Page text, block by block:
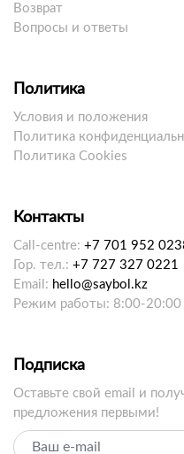
Возврат
Вопросы и ответы
Политика
Условия и положения
Политика
Политика Cookies
Контакты
Call-centre: +7 701 952
Гор. тел.: +7 727 327 0221
Email: hello@saybol.kz
Режим работы: 8:00-20:00
Подписка
Оставьте свой email и
предложения первыми!